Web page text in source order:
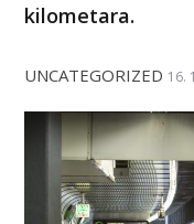
kilometara.
UNCATEGORIZED 16.